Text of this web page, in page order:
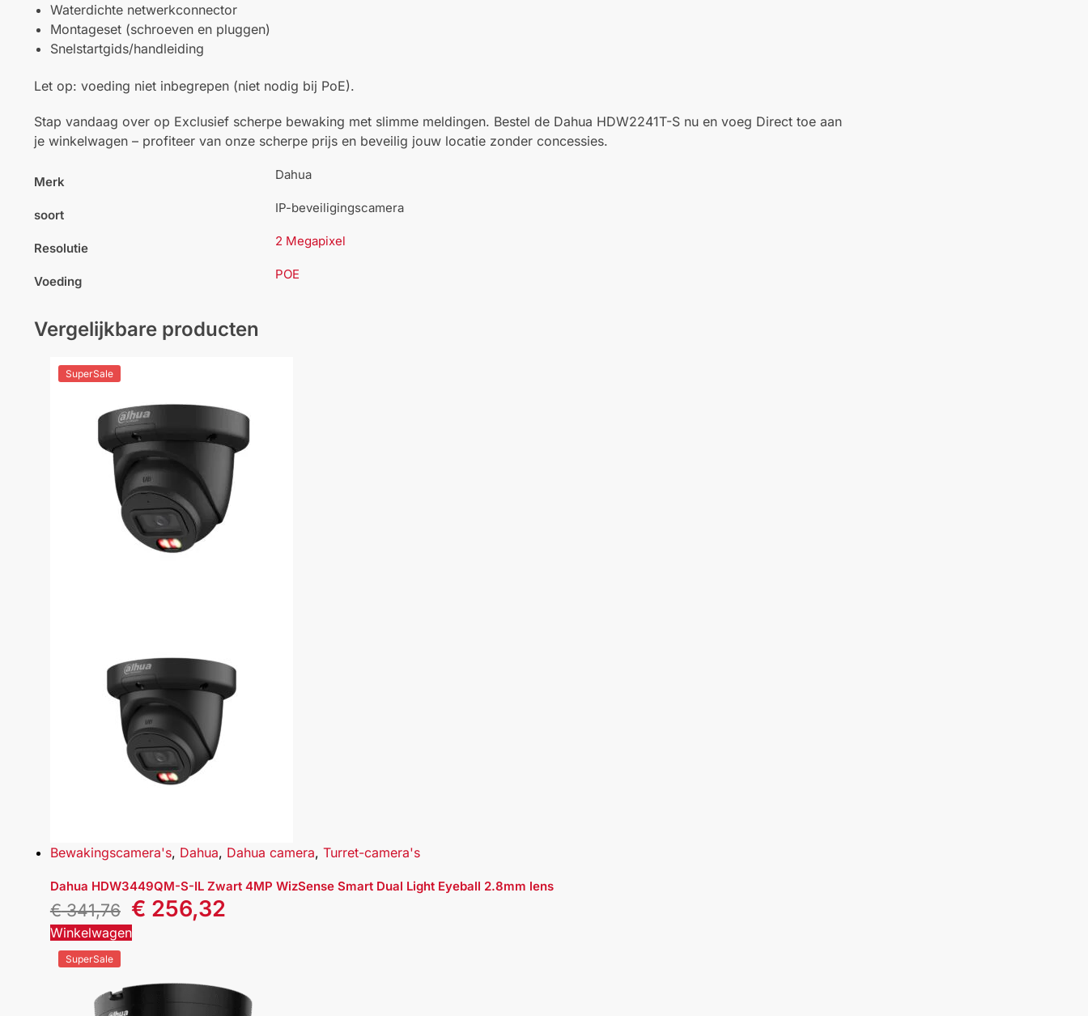
Waterdichte netwerkconnector
Montageset (schroeven en pluggen)
Snelstartgids/handleiding
Let op: voeding niet inbegrepen (niet nodig bij PoE).
Stap vandaag over op Exclusief scherpe bewaking met slimme meldingen. Bestel de Dahua HDW2241T-S nu en voeg Direct toe aan
je winkelwagen – profiteer van onze scherpe prijs en beveilig jouw locatie zonder concessies.
Merk Dahua
soort IP-beveiligingscamera
Resolutie 2 Megapixel
Voeding POE
Vergelijkbare producten
SuperSale
Bewakingscamera's, Dahua, Dahua camera, Turret-camera's
Dahua HDW3449QM-S-IL Zwart 4MP WizSense Smart Dual Light Eyeball 2.8mm lens
€341,76 € 256,32
Winkelwagen
SuperSale